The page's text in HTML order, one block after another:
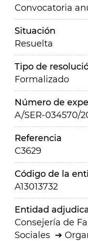
Convocatoria
Situación
Resuelta
Tipo de
Formalizado
Número de
A/SER-034570/
Referencia
C3629
Código de la
A13013732
Entidad
Consejería de
Sociales